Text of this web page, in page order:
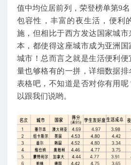
值中均位居前列，荣登榜单第9
包容性，丰富的夜生活，便利
施，但相比于西方发达国家城
本，都使得这座城市成为亚洲国
城市！总而言之就是生活便利
量也够格有的一拼，详细数据
表格吧，不知道是否对你有用
以跟我们说哟。